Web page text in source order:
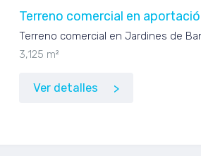
Terreno comercial en
Terreno comercial en Jardines de
3,125 m²
Ver detalles